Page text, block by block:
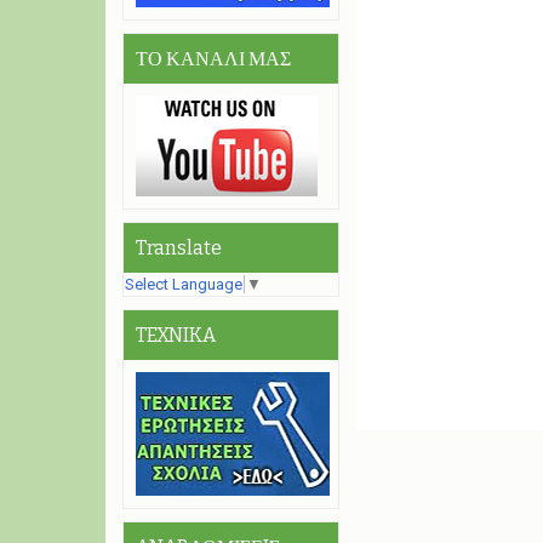
ΤΟ ΚΑΝΑΛΙ ΜΑΣ
Translate
Select Language ▼
TEXNIKA